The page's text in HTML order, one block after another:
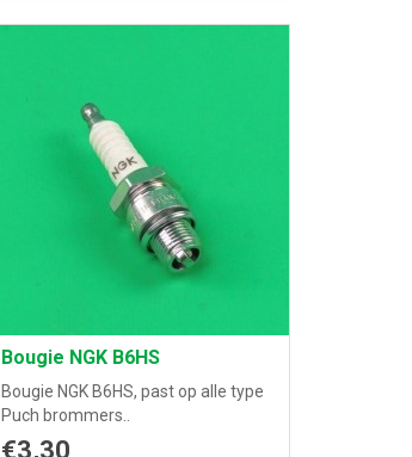
Bougie NGK B6HS
Bougie NGK B6HS, past op alle type
Puch brommers..
€3,30